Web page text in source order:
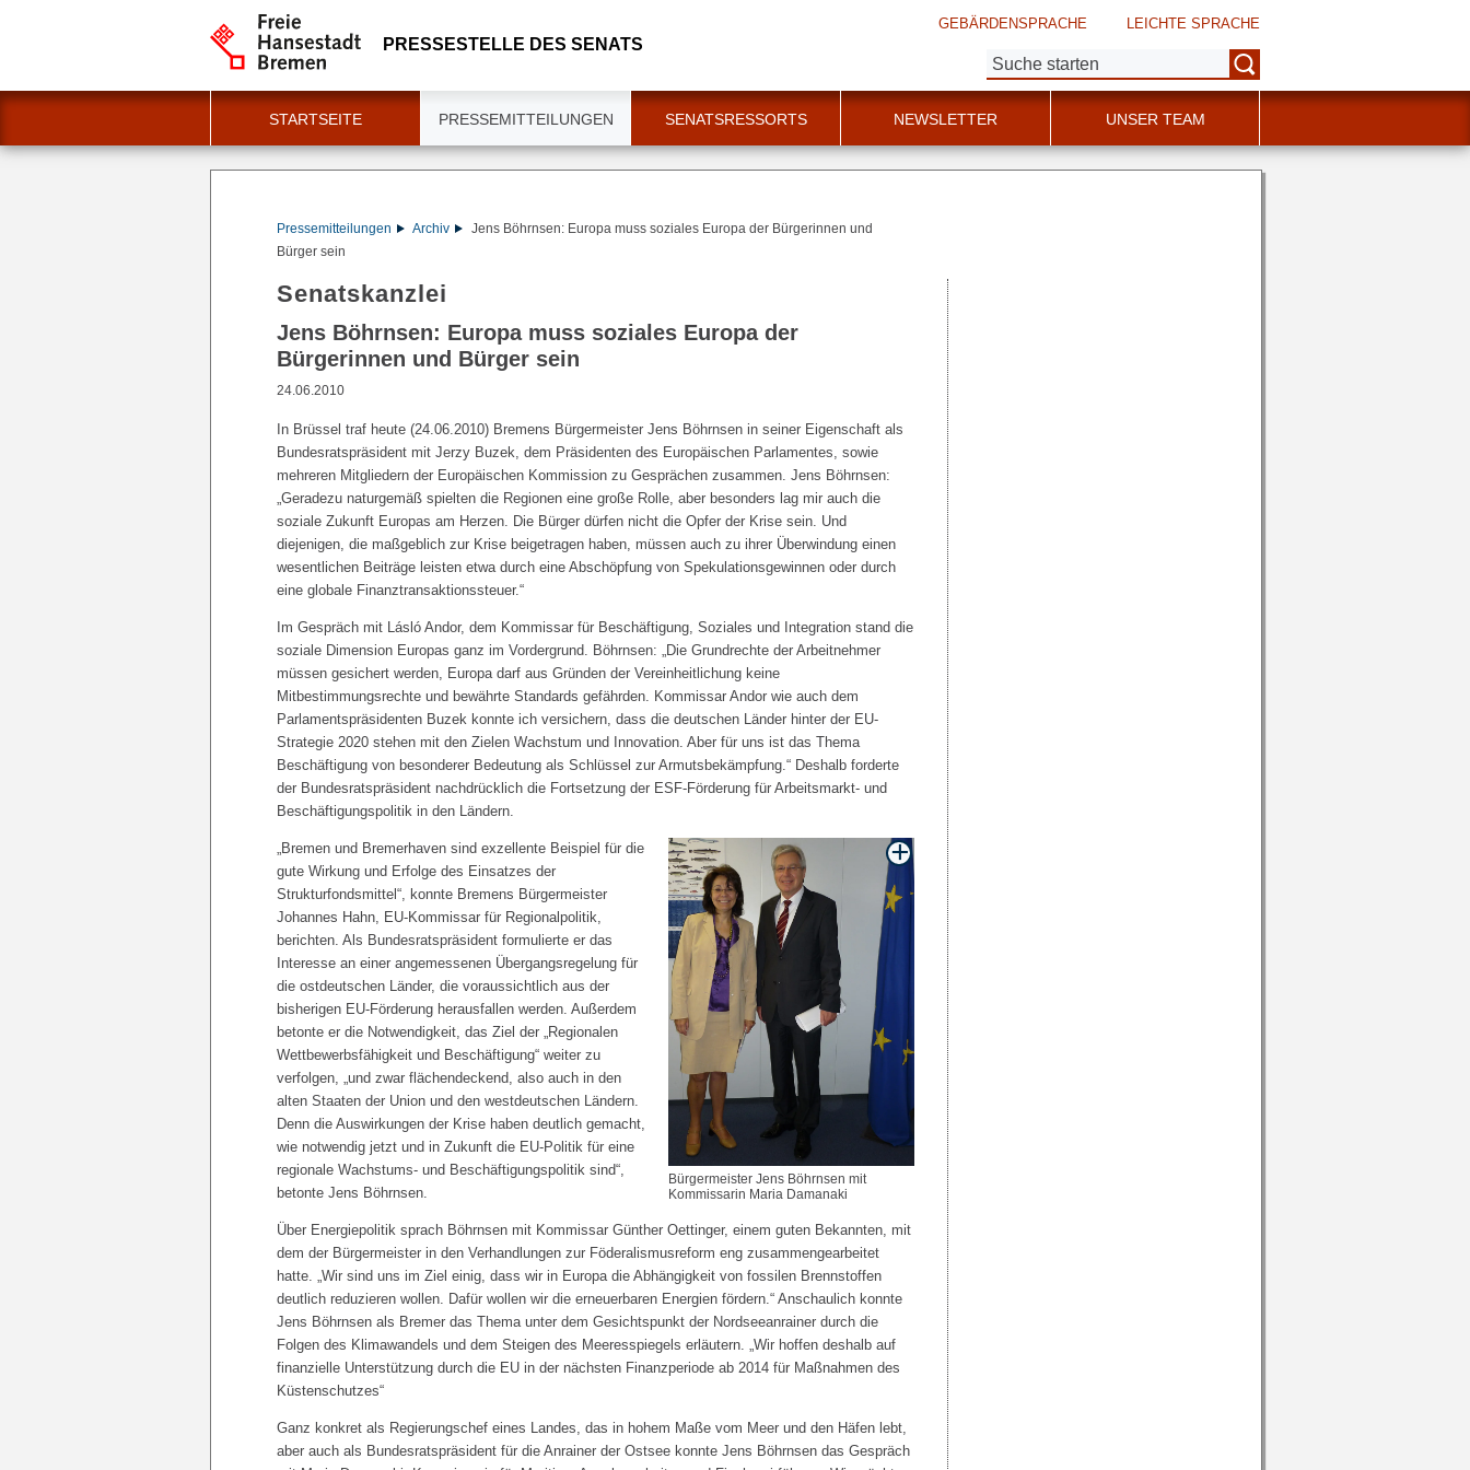
PRESSESTELLE DES SENATS
GEBÄRDENSPRACHE LEICHTE SPRACHE
Suche:
STARTSEITE PRESSEMITTEILUNGEN SENATSRESSORTS NEWSLETTER UNSER TEAM
Pressemitteilungen Archiv
Jens Böhrnsen: Europa muss soziales Europa der Bürgerinnen und
Bürger sein
Senatskanzlei
Jens Böhrnsen: Europa muss soziales Europa der
Bürgerinnen und Bürger sein
24.06.2010
In Brüssel traf heute (24.06.2010) Bremens Bürgermeister Jens Böhrnsen in seiner Eigenschaft als
Bundesratspräsident mit Jerzy Buzek, dem Präsidenten des Europäischen Parlamentes, sowie
mehreren Mitgliedern der Europäischen Kommission zu Gesprächen zusammen. Jens Böhrnsen:
„Geradezu naturgemäß spielten die Regionen eine große Rolle, aber besonders lag mir auch die
soziale Zukunft Europas am Herzen. Die Bürger dürfen nicht die Opfer der Krise sein. Und
diejenigen, die maßgeblich zur Krise beigetragen haben, müssen auch zu ihrer Überwindung einen
wesentlichen Beiträge leisten etwa durch eine Abschöpfung von Spekulationsgewinnen oder durch
eine globale Finanztransaktionssteuer.“
Im Gespräch mit Lásló Andor, dem Kommissar für Beschäftigung, Soziales und Integration stand die
soziale Dimension Europas ganz im Vordergrund. Böhrnsen: „Die Grundrechte der Arbeitnehmer
müssen gesichert werden, Europa darf aus Gründen der Vereinheitlichung keine
Mitbestimmungsrechte und bewährte Standards gefährden. Kommissar Andor wie auch dem
Parlamentspräsidenten Buzek konnte ich versichern, dass die deutschen Länder hinter der EU-
Strategie 2020 stehen mit den Zielen Wachstum und Innovation. Aber für uns ist das Thema
Beschäftigung von besonderer Bedeutung als Schlüssel zur Armutsbekämpfung.“ Deshalb forderte
der Bundesratspräsident nachdrücklich die Fortsetzung der ESF-Förderung für Arbeitsmarkt- und
Beschäftigungspolitik in den Ländern.
Bürgermeister Jens Böhrnsen mit
Kommissarin Maria Damanaki
„Bremen und Bremerhaven sind exzellente Beispiel für die
gute Wirkung und Erfolge des Einsatzes der
Strukturfondsmittel“, konnte Bremens Bürgermeister
Johannes Hahn, EU-Kommissar für Regionalpolitik,
berichten. Als Bundesratspräsident formulierte er das
Interesse an einer angemessenen Übergangsregelung für
die ostdeutschen Länder, die voraussichtlich aus der
bisherigen EU-Förderung herausfallen werden. Außerdem
betonte er die Notwendigkeit, das Ziel der „Regionalen
Wettbewerbsfähigkeit und Beschäftigung“ weiter zu
verfolgen, „und zwar flächendeckend, also auch in den
alten Staaten der Union und den westdeutschen Ländern.
Denn die Auswirkungen der Krise haben deutlich gemacht,
wie notwendig jetzt und in Zukunft die EU-Politik für eine
regionale Wachstums- und Beschäftigungspolitik sind“,
betonte Jens Böhrnsen.
Über Energiepolitik sprach Böhrnsen mit Kommissar Günther Oettinger, einem guten Bekannten, mit
dem der Bürgermeister in den Verhandlungen zur Föderalismusreform eng zusammengearbeitet
hatte. „Wir sind uns im Ziel einig, dass wir in Europa die Abhängigkeit von fossilen Brennstoffen
deutlich reduzieren wollen. Dafür wollen wir die erneuerbaren Energien fördern.“ Anschaulich konnte
Jens Böhrnsen als Bremer das Thema unter dem Gesichtspunkt der Nordseeanrainer durch die
Folgen des Klimawandels und dem Steigen des Meeresspiegels erläutern. „Wir hoffen deshalb auf
finanzielle Unterstützung durch die EU in der nächsten Finanzperiode ab 2014 für Maßnahmen des
Küstenschutzes“
Ganz konkret als Regierungschef eines Landes, das in hohem Maße vom Meer und den Häfen lebt,
aber auch als Bundesratspräsident für die Anrainer der Ostsee konnte Jens Böhrnsen das Gespräch